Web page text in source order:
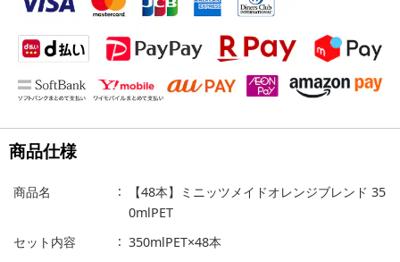
商品仕様
商品名
【48本】ミニッツメイドオレンジブレンド 35
0mlPET
セット内容
350mlPET×48本